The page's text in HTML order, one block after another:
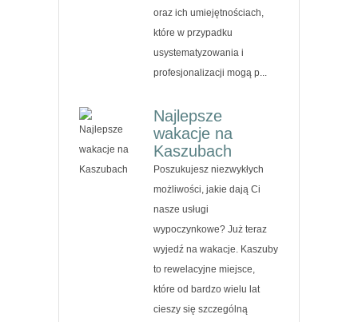
oraz ich umiejętnościach,
które w przypadku
usystematyzowania i
profesjonalizacji mogą p...
Najlepsze
wakacje na
Kaszubach
Poszukujesz niezwykłych
możliwości, jakie dają Ci
nasze usługi
wypoczynkowe? Już teraz
wyjedź na wakacje. Kaszuby
to rewelacyjne miejsce,
które od bardzo wielu lat
cieszy się szczególną